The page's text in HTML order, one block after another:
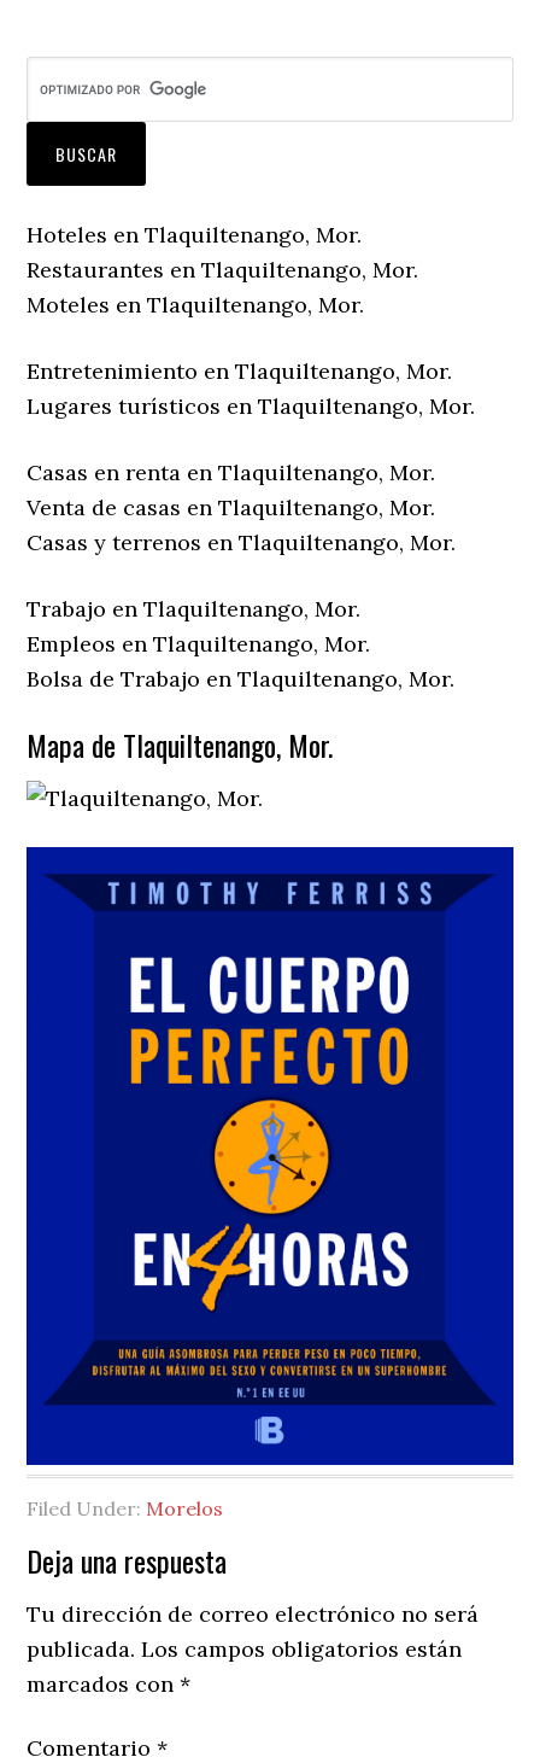
Hoteles en Tlaquiltenango, Mor.
Restaurantes en Tlaquiltenango, Mor.
Moteles en Tlaquiltenango, Mor.
Entretenimiento en Tlaquiltenango, Mor.
Lugares turísticos en Tlaquiltenango, Mor.
Casas en renta en Tlaquiltenango, Mor.
Venta de casas en Tlaquiltenango, Mor.
Casas y terrenos en Tlaquiltenango, Mor.
Trabajo en Tlaquiltenango, Mor.
Empleos en Tlaquiltenango, Mor.
Bolsa de Trabajo en Tlaquiltenango, Mor.
Mapa de Tlaquiltenango, Mor.
Filed Under: Morelos
Reader
Interactions
Deja una respuesta
Tu dirección de correo electrónico no será
publicada. Los campos obligatorios están
marcados con*
Comentario*